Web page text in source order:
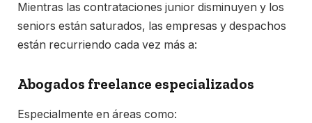
Mientras las contrataciones junior disminuyen y los
seniors están saturados, las empresas y despachos
están recurriendo cada vez más a:
Abogados freelance especializados
Especialmente en áreas como: